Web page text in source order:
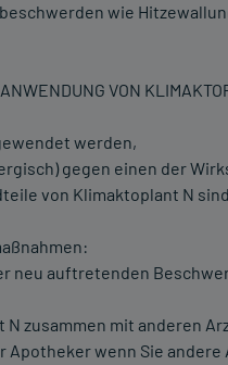
wie
VON
werden,
gegen einen der
von Klimaktoplant N sind.
neu auftretenden
zusammen mit anderen
Apotheker wenn Sie